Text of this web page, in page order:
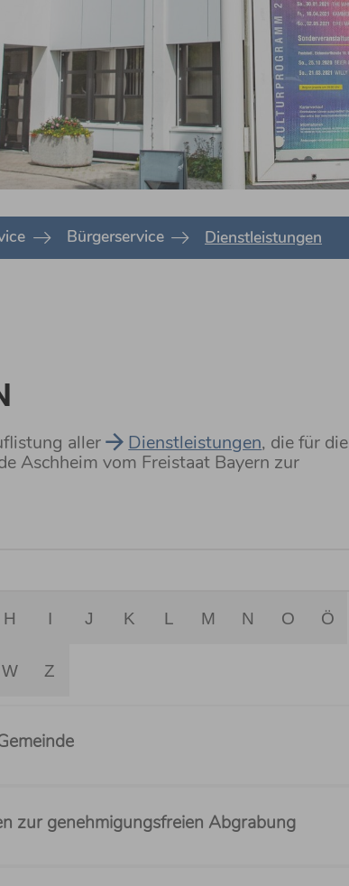
Bürgerservice Dienstleistungen
aller Dienstleistungen, die für die
Aschheim vom Freistaat Bayern zur
H I J K L M N O Ö
W Z
zur genehmigungsfreien Abgrabung